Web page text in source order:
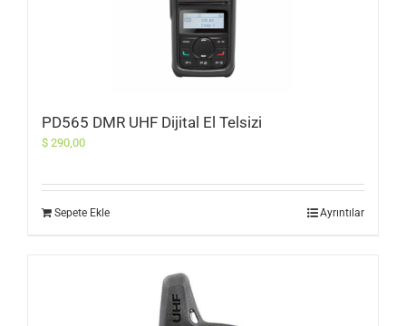
PD565 DMR UHF Dijital El Telsizi
$ 290,00
Sepete Ekle Ayrıntılar